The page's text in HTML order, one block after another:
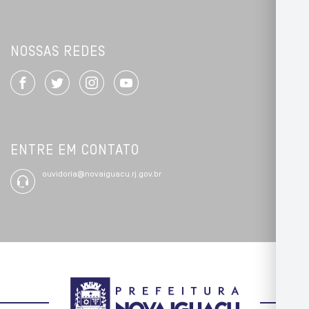
NOSSAS REDES
ENTRE EM CONTATO
ouvidoria@novaiguacu.rj.gov.br